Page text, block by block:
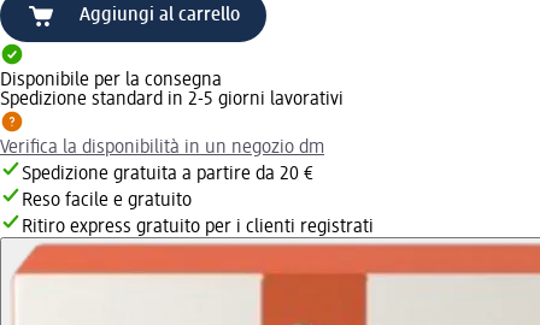
Aggiungi al carrello
Disponibile per la consegna
Spedizione standard in 2-5 giorni lavorativi
Verifica la disponibilità in un negozio dm
Spedizione gratuita a partire da 20 €
Reso facile e gratuito
Ritiro express gratuito per i clienti registrati